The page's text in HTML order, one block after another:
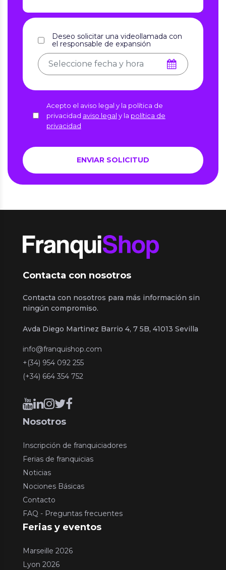
Deseo solicitar una videollamada con
el responsable de expansión
Acepto el aviso legal y la política de
privacidad aviso legal y la política de
privacidad
Contacta con nosotros
Contacta con nosotros para más información sin
ningún compromiso.
Avda Diego Martinez Barrio 4, 7 5B, 41013 Sevilla
info@franquishop.com
+(34) 954 092 255
(+34) 664 354 752
Nosotros
Inscripción de franquiciadores
Ferias de franquicias
Noticias
Nociones Básicas
Contacto
FAQ - Preguntas frecuentes
Ferias y eventos
Marseille 2026
Lyon 2026